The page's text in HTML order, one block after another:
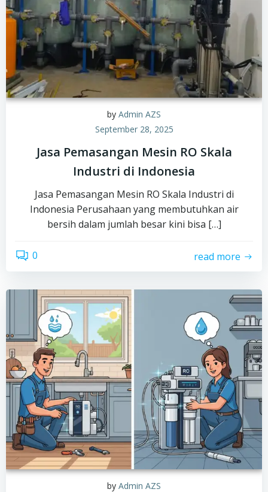
by Admin AZS
September 28, 2025
Jasa Pemasangan Mesin RO Skala
Industri di Indonesia
Jasa Pemasangan Mesin RO Skala Industri di
Indonesia Perusahaan yang membutuhkan air
bersih dalam jumlah besar kini bisa […]
0 read more
by Admin AZS